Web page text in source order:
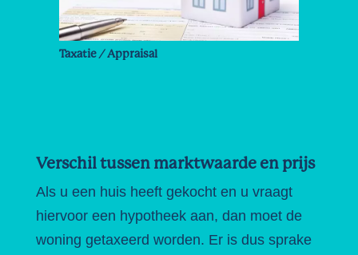
Taxatie / Appraisal
Verschil tussen marktwaarde en prijs
Als u een huis heeft gekocht en u vraagt
hiervoor een hypotheek aan, dan moet de
woning getaxeerd worden. Er is dus sprake